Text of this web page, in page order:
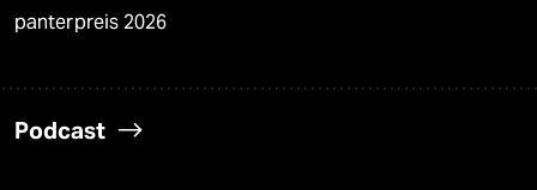
panterpreis 2026
Podcast